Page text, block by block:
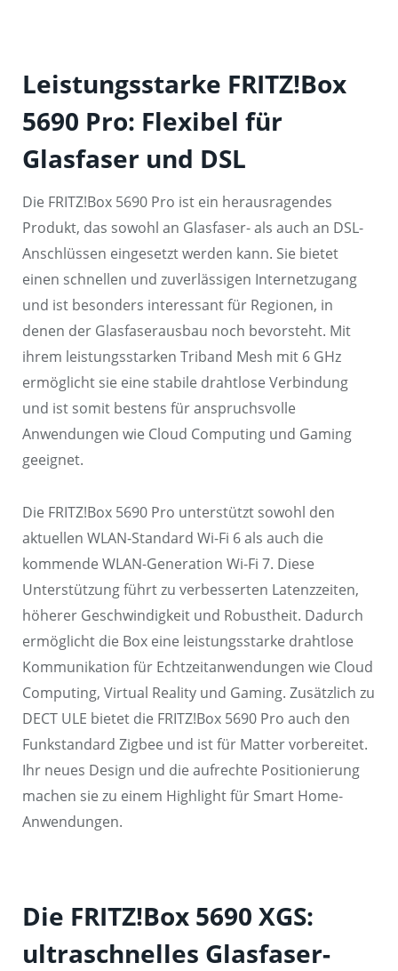
Leistungsstarke FRITZ!Box
5690 Pro: Flexibel für
Glasfaser und DSL
Die FRITZ!Box 5690 Pro ist ein herausragendes
Produkt, das sowohl an Glasfaser- als auch an DSL-
Anschlüssen eingesetzt werden kann. Sie bietet
einen schnellen und zuverlässigen Internetzugang
und ist besonders interessant für Regionen, in
denen der Glasfaserausbau noch bevorsteht. Mit
ihrem leistungsstarken Triband Mesh mit 6 GHz
ermöglicht sie eine stabile drahtlose Verbindung
und ist somit bestens für anspruchsvolle
Anwendungen wie Cloud Computing und Gaming
geeignet.
Die FRITZ!Box 5690 Pro unterstützt sowohl den
aktuellen WLAN-Standard Wi-Fi 6 als auch die
kommende WLAN-Generation Wi-Fi 7. Diese
Unterstützung führt zu verbesserten Latenzzeiten,
höherer Geschwindigkeit und Robustheit. Dadurch
ermöglicht die Box eine leistungsstarke drahtlose
Kommunikation für Echtzeitanwendungen wie Cloud
Computing, Virtual Reality und Gaming. Zusätzlich zu
DECT ULE bietet die FRITZ!Box 5690 Pro auch den
Funkstandard Zigbee und ist für Matter vorbereitet.
Ihr neues Design und die aufrechte Positionierung
machen sie zu einem Highlight für Smart Home-
Anwendungen.
Die FRITZ!Box 5690 XGS:
ultraschnelles Glasfaser-